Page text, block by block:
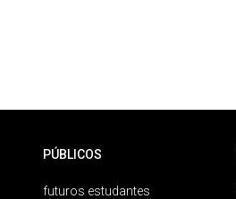
PÚBLICOS
futuros estudantes